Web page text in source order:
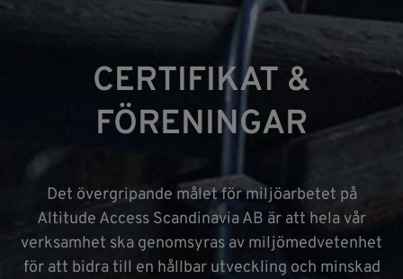
CERTIFIKAT &
FÖRENINGAR
Det övergripande målet för miljöarbetet på
Altitude Access Scandinavia AB är att hela vår
verksamhet ska genomsyras av miljömedvetenhet
för att bidra till en hållbar utveckling och minskad